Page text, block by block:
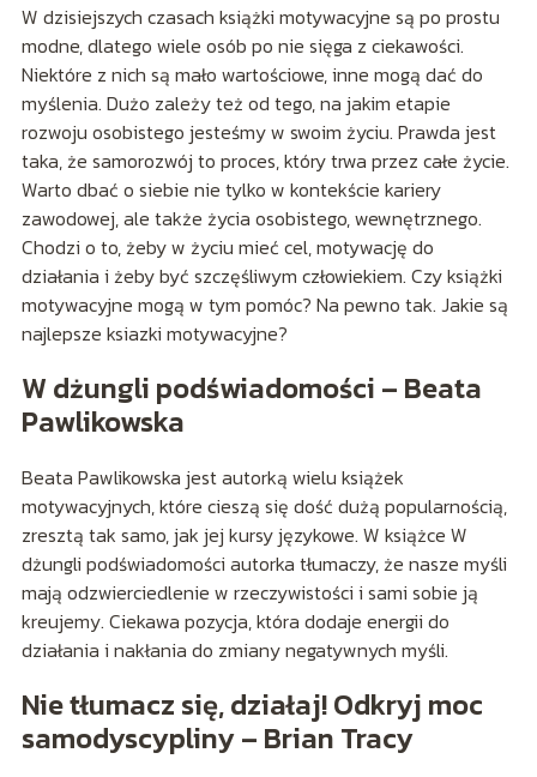
W dzisiejszych czasach książki motywacyjne są po prostu
modne, dlatego wiele osób po nie sięga z ciekawości.
Niektóre z nich są mało wartościowe, inne mogą dać do
myślenia. Dużo zależy też od tego, na jakim etapie
rozwoju osobistego jesteśmy w swoim życiu. Prawda jest
taka, że samorozwój to proces, który trwa przez całe życie.
Warto dbać o siebie nie tylko w kontekście kariery
zawodowej, ale także życia osobistego, wewnętrznego.
Chodzi o to, żeby w życiu mieć cel, motywację do
działania i żeby być szczęśliwym człowiekiem. Czy książki
motywacyjne mogą w tym pomóc? Na pewno tak. Jakie są
najlepsze ksiazki motywacyjne?
W dżungli podświadomości – Beata
Pawlikowska
Beata Pawlikowska jest autorką wielu książek
motywacyjnych, które cieszą się dość dużą popularnością,
zresztą tak samo, jak jej kursy językowe. W książce W
dżungli podświadomości autorka tłumaczy, że nasze myśli
mają odzwierciedlenie w rzeczywistości i sami sobie ją
kreujemy. Ciekawa pozycja, która dodaje energii do
działania i nakłania do zmiany negatywnych myśli.
Nie tłumacz się, działaj! Odkryj moc
samodyscypliny – Brian Tracy